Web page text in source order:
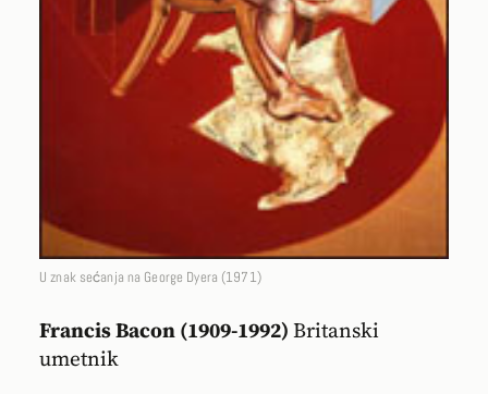
U znak sećanja na George Dyera (1971)
Francis Bacon(1909-1992)Britanski
umetnik